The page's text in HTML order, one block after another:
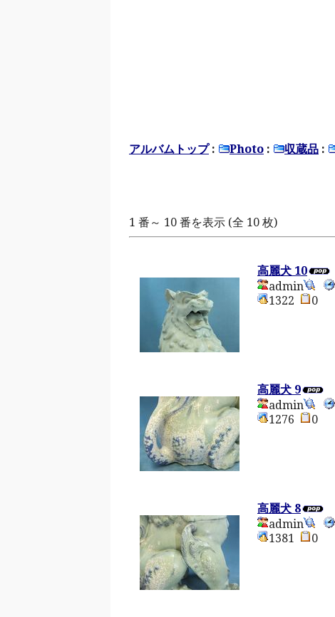
アルバムトップ: Photo : 収蔵品 :
1 番～ 10 番を表示 (全 10 枚)
高麗犬 10
admin
1322
0
高麗犬 9
admin
1276
0
高麗犬 8
admin
1381
0